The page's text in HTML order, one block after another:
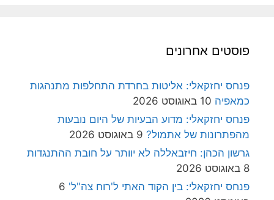
פוסטים אחרונים
פנחס יחזקאלי: אליטות בחרדת התחלפות מתנהגות
כמאפיה 10 באוגוסט 2026
פנחס יחזקאלי: מדוע הבעיות של היום נובעות
מהפתרונות של אתמול? 9 באוגוסט 2026
גרשון הכהן: חיזבאללה לא יוותר על חובת ההתנגדות
8 באוגוסט 2026
פנחס יחזקאלי: בין הקוד האתי ל'רוח צה"ל' 6